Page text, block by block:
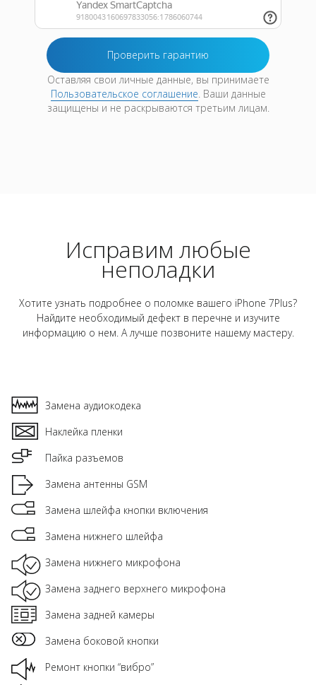
Оставляя свои личные данные, вы принимаете
Пользовательское соглашение . Ваши данные
защищены и не раскрываются третьим лицам.
Исправим любые
неполадки
Хотите узнать подробнее о поломке вашего iPhone 7Plus?
Найдите необходимый дефект в перечне и изучите
информацию о нем. А лучше позвоните нашему мастеру.
Замена аудиокодека
Наклейка пленки
Пайка разъемов
Замена антенны GSM
Замена шлейфа кнопки включения
Замена нижнего шлейфа
Замена нижнего микрофона
Замена заднего верхнего микрофона
Замена задней камеры
Замена боковой кнопки
Ремонт кнопки “вибро”